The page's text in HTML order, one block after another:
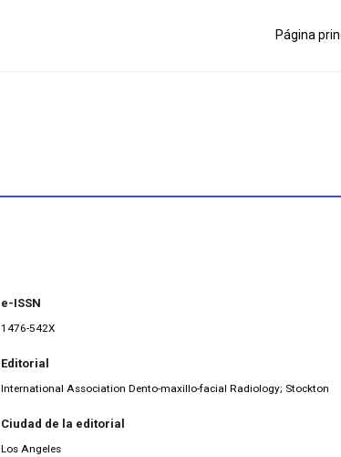
Página
e-ISSN
1476-542X
Editorial
International Association Dento-maxillo-facial Radiology; Stockton
Ciudad de la editorial
Los Angeles